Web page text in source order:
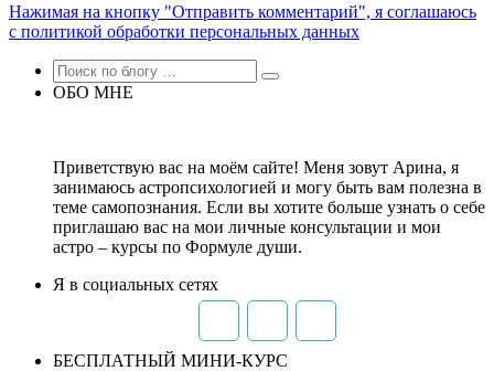
Нажимая на кнопку "Отправить комментарий", я соглашаюсь
с политикой обработки персональных данных
ОБО МНЕ
Приветствую вас на моём сайте! Меня зовут Арина, я
занимаюсь астропсихологией и могу быть вам полезна в
теме самопознания. Если вы хотите больше узнать о себе
приглашаю вас на мои личные консультации и мои
астро – курсы по Формуле души.
Я в социальных сетях
БЕСПЛАТНЫЙ МИНИ-КУРС